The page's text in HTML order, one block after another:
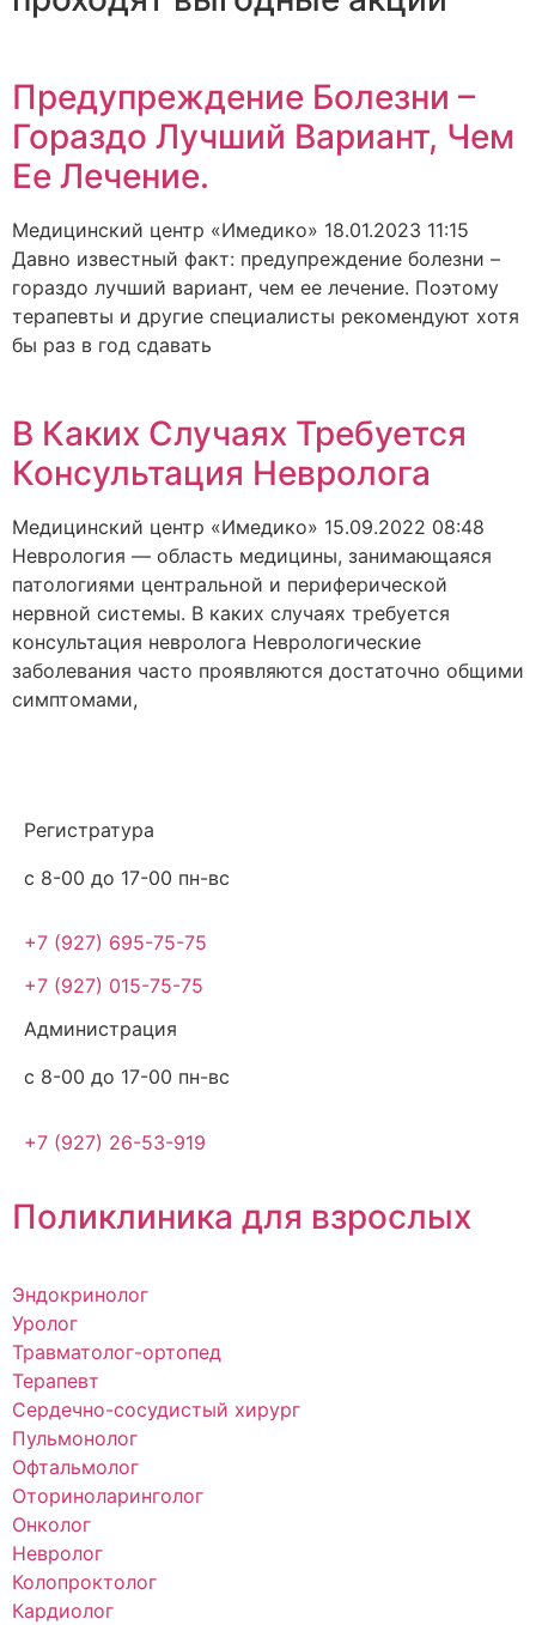
Предупреждение Болезни –
Гораздо Лучший Вариант, Чем
Ее Лечение.
Медицинский центр «Имедико» 18.01.2023 11:15
Давно известный факт: предупреждение болезни –
гораздо лучший вариант, чем ее лечение. Поэтому
терапевты и другие специалисты рекомендуют хотя
бы раз в год сдавать
В Каких Случаях Требуется
Консультация Невролога
Медицинский центр «Имедико» 15.09.2022 08:48
Неврология — область медицины, занимающаяся
патологиями центральной и периферической
нервной системы. В каких случаях требуется
консультация невролога Неврологические
заболевания часто проявляются достаточно общими
симптомами,
Регистратура
с 8-00 до 17-00 пн-вс
+7 (927) 695-75-75
+7 (927) 015-75-75
Администрация
с 8-00 до 17-00 пн-вс
+7 (927) 26-53-919
Поликлиника для взрослых
Эндокринолог
Уролог
Травматолог-ортопед
Терапевт
Сердечно-сосудистый хирург
Пульмонолог
Офтальмолог
Оториноларинголог
Онколог
Невролог
Колопроктолог
Кардиолог